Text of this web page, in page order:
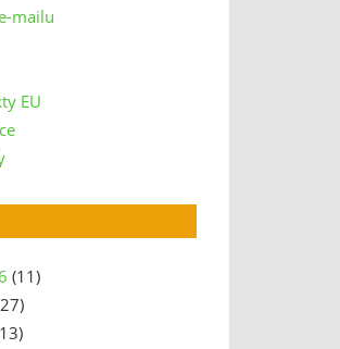
mailu
EU
(11)